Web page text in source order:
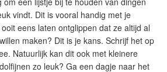
vindt. Dit is vooral handig met je
eens laten ontglippen dat ze altijd al
maken? Dit is je kans. Schrijf het op
Natuurlijk kan dit ook met kleinere
zo leuk? Ga een dagje naar het